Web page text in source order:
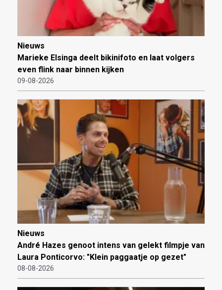
Nieuws
Marieke Elsinga deelt bikinifoto en laat volgers
even flink naar binnen kijken
09-08-2026
Nieuws
André Hazes genoot intens van gelekt filmpje van
Laura Ponticorvo: "Klein paggaatje op gezet"
08-08-2026